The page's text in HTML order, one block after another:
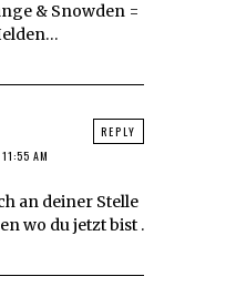
& Snowden =
AM
an deiner Stelle
wo du jetzt bist .
REPLY